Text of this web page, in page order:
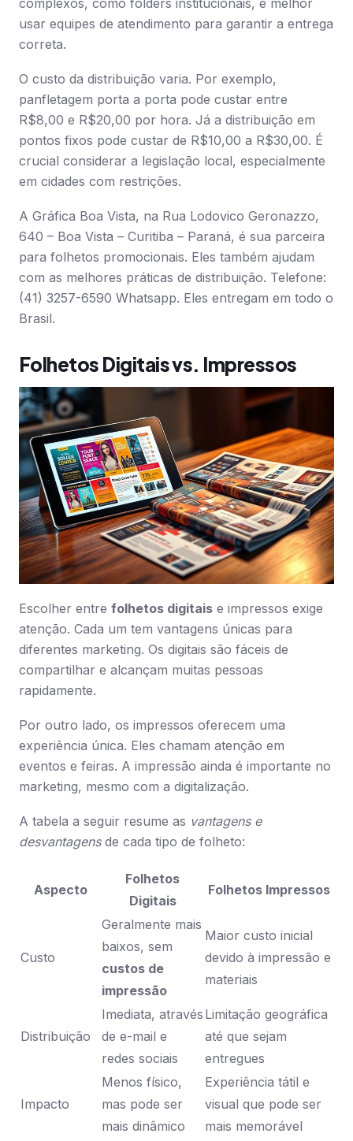
complexos, como folders institucionais, é melhor
usar equipes de atendimento para garantir a entrega
correta.
O custo da distribuição varia. Por exemplo,
panfletagem porta a porta pode custar entre
R$8,00 e R$20,00 por hora. Já a distribuição em
pontos fixos pode custar de R$10,00 a R$30,00. É
crucial considerar a legislação local, especialmente
em cidades com restrições.
A Gráfica Boa Vista, na Rua Lodovico Geronazzo,
640 – Boa Vista – Curitiba – Paraná, é sua parceira
para folhetos promocionais. Eles também ajudam
com as melhores práticas de distribuição. Telefone:
(41) 3257-6590 Whatsapp. Eles entregam em todo o
Brasil.
Folhetos Digitais vs. Impressos
Escolher entre folhetos digitais e impressos exige
atenção. Cada um tem vantagens únicas para
diferentes marketing. Os digitais são fáceis de
compartilhar e alcançam muitas pessoas
rapidamente.
Por outro lado, os impressos oferecem uma
experiência única. Eles chamam atenção em
eventos e feiras. A impressão ainda é importante no
marketing, mesmo com a digitalização.
A tabela a seguir resume as vantagens e
desvantagensde cada tipo de folheto:
Aspecto
Folhetos
Digitais
Folhetos Impressos
Custo
Geralmente mais
baixos, sem
custos de
impressão
Maior custo inicial
devido à impressão e
materiais
Distribuição
Imediata, através
de e-mail e
redes sociais
Limitação geográfica
até que sejam
entregues
Impacto
Menos físico,
mas pode ser
mais dinâmico
Experiência tátil e
visual que pode ser
mais memorável